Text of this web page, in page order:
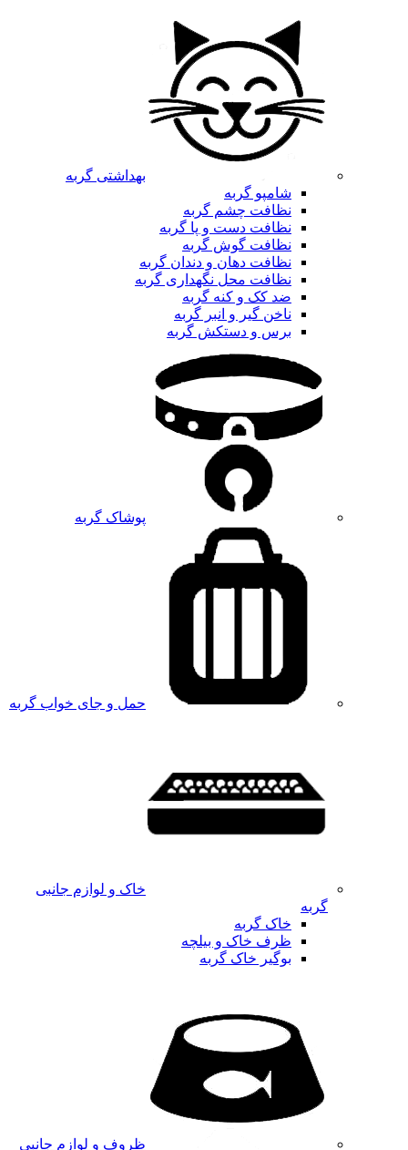
بهداشتی گربه
شامپو گربه
نظافت چشم گربه
نظافت دست و پا گربه
نظافت گوش گربه
نظافت دهان و دندان گربه
نظافت محل نگهداری گربه
ضد کک و کنه گربه
ناخن گیر و انبر گربه
برس و دستکش گربه
پوشاک گربه
حمل و جای خواب گربه
خاک و لوازم جانبی
گربه
خاک گربه
ظرف خاک و بیلچه
بوگیر خاک گربه
ظروف و لوازم جانبی